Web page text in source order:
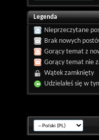
Legenda
Nieprzeczytane
Brak nowych
Gorący temat z
Gorący temat nie
Wątek zamknięty
Udzielałeś się w